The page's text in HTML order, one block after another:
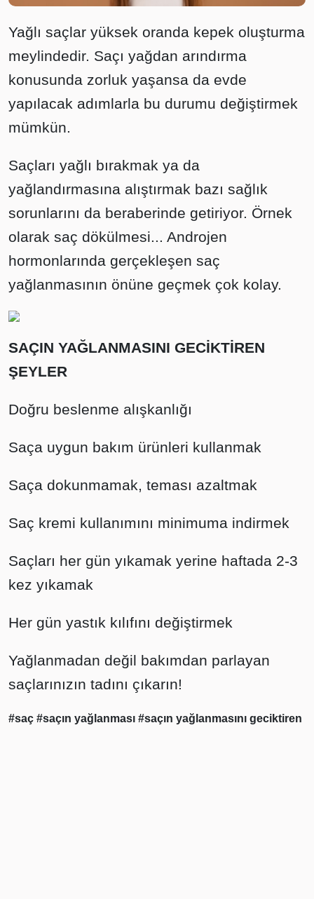
Yağlı saçlar yüksek oranda kepek oluşturma
meylindedir. Saçı yağdan arındırma
konusunda zorluk yaşansa da evde
yapılacak adımlarla bu durumu değiştirmek
mümkün.
Saçları yağlı bırakmak ya da
yağlandırmasına alıştırmak bazı sağlık
sorunlarını da beraberinde getiriyor. Örnek
olarak saç dökülmesi... Androjen
hormonlarında gerçekleşen saç
yağlanmasının önüne geçmek çok kolay.
SAÇIN YAĞLANMASINI GECİKTİREN
ŞEYLER
Doğru beslenme alışkanlığı
Saça uygun bakım ürünleri kullanmak
Saça dokunmamak, teması azaltmak
Saç kremi kullanımını minimuma indirmek
Saçları her gün yıkamak yerine haftada 2-3
kez yıkamak
Her gün yastık kılıfını değiştirmek
Yağlanmadan değil bakımdan parlayan
saçlarınızın tadını çıkarın!
#saç #saçın yağlanması #saçın yağlanmasını geciktiren